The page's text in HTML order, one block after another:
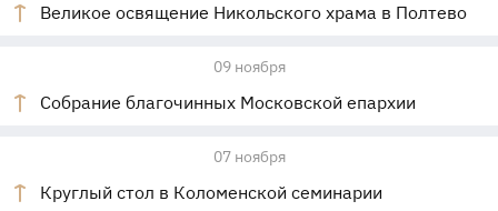
Великое освящение Никольского храма в Полтево
09 ноября
Собрание благочинных Московской епархии
07 ноября
Круглый стол в Коломенской семинарии